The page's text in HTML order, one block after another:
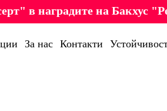
в наградите на Бакхус
За нас Контакти